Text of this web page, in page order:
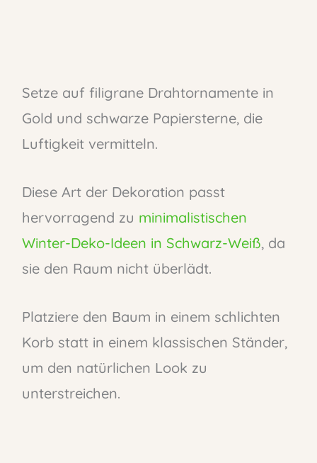
Setze auf filigrane Drahtornamente in
Gold und schwarze Papiersterne, die
Luftigkeit vermitteln.
Diese Art der Dekoration passt
hervorragend zu minimalistischen
Winter-Deko-Ideen in Schwarz-Weiß, da
sie den Raum nicht überlädt.
Platziere den Baum in einem schlichten
Korb statt in einem klassischen Ständer,
um den natürlichen Look zu
unterstreichen.